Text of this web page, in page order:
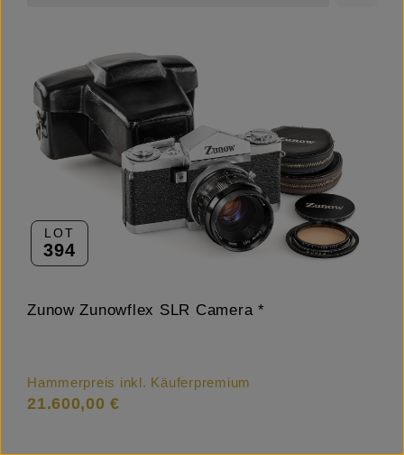
LOT
394
Zunow Zunowflex SLR Camera *
Hammerpreis inkl. Käuferpremium
21.600,00 €